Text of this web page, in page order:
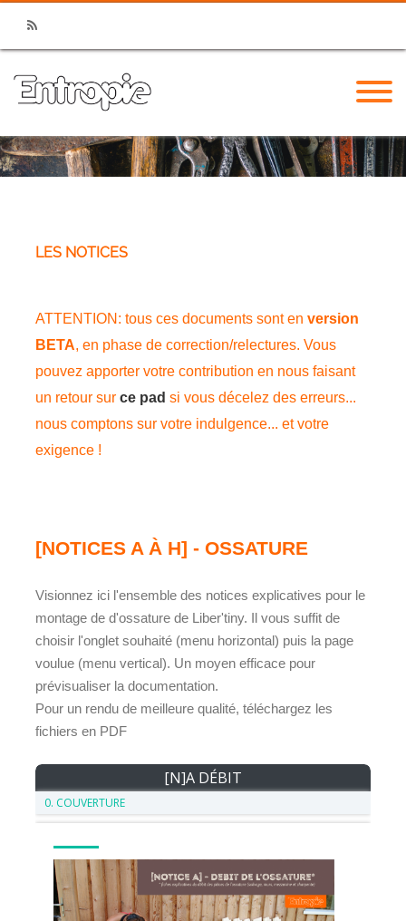
RSS
LES NOTICES
ATTENTION: tous ces documents sont en version
BETA, en phase de correction/relectures. Vous
pouvez apporter votre contribution en nous faisant
un retour sur ce pad si vous décelez des erreurs...
nous comptons sur votre indulgence... et votre
exigence !
[NOTICES A À H] - OSSATURE
Visionnez ici l'ensemble des notices explicatives pour le
montage de d'ossature de Liber'tiny. Il vous suffit de
choisir l'onglet souhaité (menu horizontal) puis la page
voulue (menu vertical). Un moyen efficace pour
prévisualiser la documentation.
Pour un rendu de meilleure qualité, téléchargez les
fichiers en PDF
[N]A DÉBIT
0. COUVERTURE